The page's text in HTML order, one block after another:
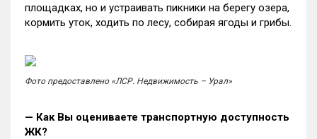
площадках, но и устраивать пикники на берегу озера,
кормить уток, ходить по лесу, собирая ягоды и грибы.
Фото предоставлено «ЛСР. Недвижимость – Урал»
— Как Вы оцениваете транспортную доступность
ЖК?